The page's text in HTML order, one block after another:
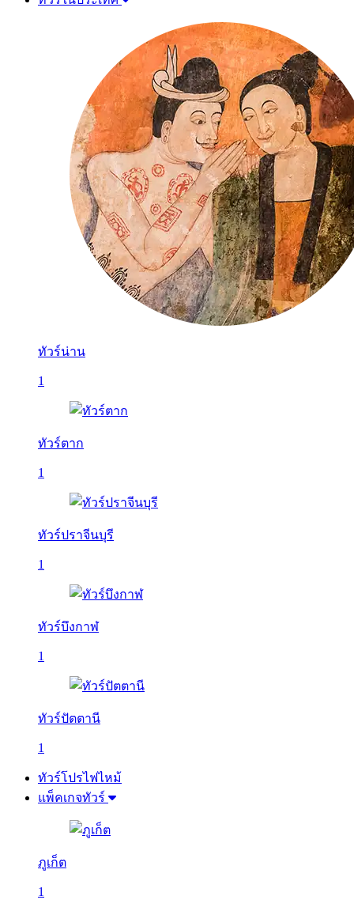
ทัวร์น่าน
1
ทัวร์ตาก
1
ทัวร์ปราจีนบุรี
1
ทัวร์บึงกาฬ
1
ทัวร์ปัตตานี
1
ทัวร์โปรไฟไหม้
แพ็คเกจทัวร์
ภูเก็ต
1